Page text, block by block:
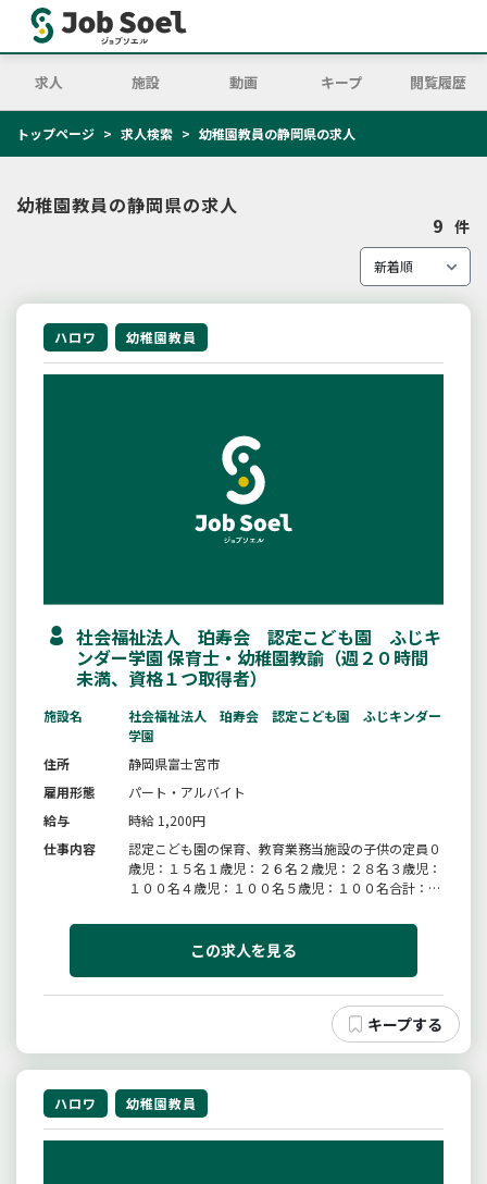
求人 施設 動画 キープ 閲覧履歴
トップページ 求人検索 幼稚園教員の静岡県の求人
幼稚園教員の静岡県の求人
9 件
ハロワ 幼稚園教員
社会福祉法人 珀寿会 認定こども園 ふじキ
ンダー学園 保育士・幼稚園教諭（週２０時間
未満、資格１つ取得者）
施設名
社会福祉法人 珀寿会 認定こども園 ふじキンダー
学園
住所
静岡県富士宮市
雇用形態
パート・アルバイト
給与
時給 1,200円
仕事内容
認定こども園の保育、教育業務当施設の子供の定員０
歳児：１５名１歳児：２６名２歳児：２８名３歳児：
１００名４歳児：１００名５歳児：１００名合計：３
の「変更の範囲：会社の定める範囲」
この求人を見る
ハロワ 幼稚園教員